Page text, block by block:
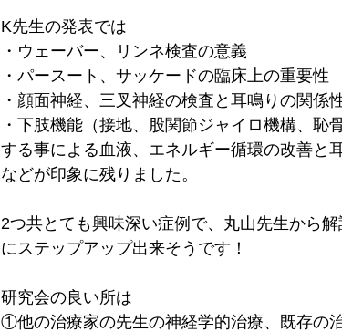
K先生の発表では
・ウェーバー、リンネ検査の意義
・パースート、サッケードの臨床上の重要性
・顔面神経、三叉神経の検査と耳鳴りの関係
・下肢機能（接地、股関節ジャイロ機構、
する事による血液、エネルギー循環の改善と
などが印象に残りました。
2つ共とても興味深い症例で、丸山先生から
にステップアップ出来そうです！
研究会の良い所は
①他の治療家の先生の神経学的治療、既存の